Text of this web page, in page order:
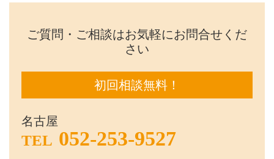
ご質問・ご相談はお気軽にお問合せくだ
さい
初回相談無料！
名古屋
TEL 052-253-9527